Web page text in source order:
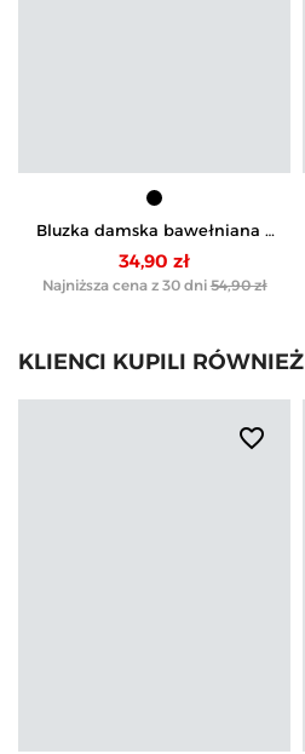
Bluzka damska bawełniana z
nadrukiem kwiatowym i
rękawem 3/4
34,90 zł
Najniższa cena z 30 dni 54,90 zł
KLIENCI KUPILI RÓWNIEŻ
favorite_border